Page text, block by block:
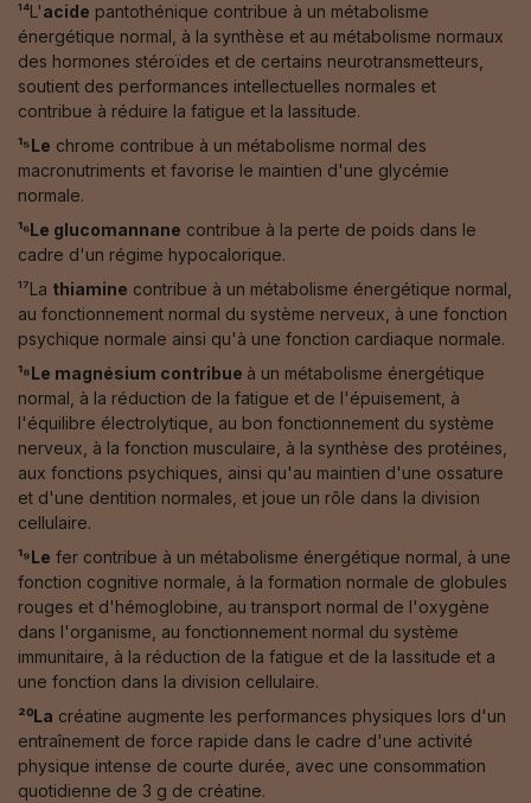
¹⁴L'acide pantothénique contribue à un métabolisme
énergétique normal, à la synthèse et au métabolisme normaux
des hormones stéroïdes et de certains neurotransmetteurs,
soutient des performances intellectuelles normales et
contribue à réduire la fatigue et la lassitude.
¹⁵Le chrome contribue à un métabolisme normal des
macronutriments et favorise le maintien d'une glycémie
normale.
¹⁶Le glucomannane contribue à la perte de poids dans le
cadre d'un régime hypocalorique.
¹⁷La thiamine contribue à un métabolisme énergétique normal,
au fonctionnement normal du système nerveux, à une fonction
psychique normale ainsi qu'à une fonction cardiaque normale.
¹⁸Le magnésium contribue à un métabolisme énergétique
normal, à la réduction de la fatigue et de l'épuisement, à
l'équilibre électrolytique, au bon fonctionnement du système
nerveux, à la fonction musculaire, à la synthèse des protéines,
aux fonctions psychiques, ainsi qu'au maintien d'une ossature
et d'une dentition normales, et joue un rôle dans la division
cellulaire.
¹⁹Le fer contribue à un métabolisme énergétique normal, à une
fonction cognitive normale, à la formation normale de globules
rouges et d'hémoglobine, au transport normal de l'oxygène
dans l'organisme, au fonctionnement normal du système
immunitaire, à la réduction de la fatigue et de la lassitude et a
une fonction dans la division cellulaire.
²⁰La créatine augmente les performances physiques lors d'un
entraînement de force rapide dans le cadre d'une activité
physique intense de courte durée, avec une consommation
quotidienne de 3 g de créatine.